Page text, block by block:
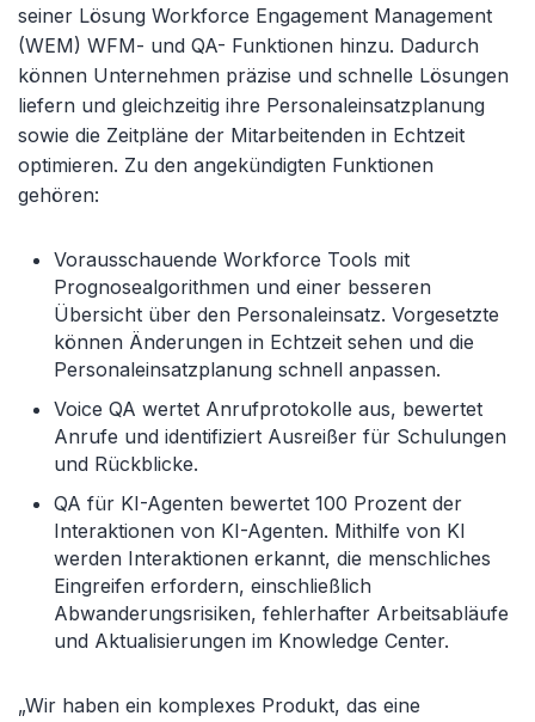
seiner Lösung Workforce Engagement Management
(WEM) WFM- und QA- Funktionen hinzu. Dadurch
können Unternehmen präzise und schnelle Lösungen
liefern und gleichzeitig ihre Personaleinsatzplanung
sowie die Zeitpläne der Mitarbeitenden in Echtzeit
optimieren. Zu den angekündigten Funktionen
gehören:
Vorausschauende Workforce Tools mit
Prognosealgorithmen und einer besseren
Übersicht über den Personaleinsatz. Vorgesetzte
können Änderungen in Echtzeit sehen und die
Personaleinsatzplanung schnell anpassen.
Voice QA wertet Anrufprotokolle aus, bewertet
Anrufe und identifiziert Ausreißer für Schulungen
und Rückblicke.
QA für KI-Agenten bewertet 100 Prozent der
Interaktionen von KI-Agenten. Mithilfe von KI
werden Interaktionen erkannt, die menschliches
Eingreifen erfordern, einschließlich
Abwanderungsrisiken, fehlerhafter Arbeitsabläufe
und Aktualisierungen im Knowledge Center.
„Wir haben ein komplexes Produkt, das eine